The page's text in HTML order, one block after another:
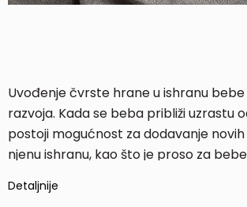
Uvođenje čvrste hrane u ishranu
razvoja. Kada se beba približi uzrastu
postoji mogućnost za dodavanje
njenu ishranu, kao što je proso za
Detaljnije